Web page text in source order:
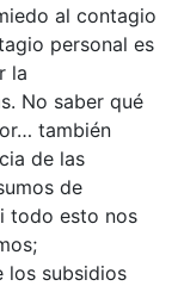
al contagio
personal es
la
No saber qué
también
de las
de
todo esto nos
los subsidios